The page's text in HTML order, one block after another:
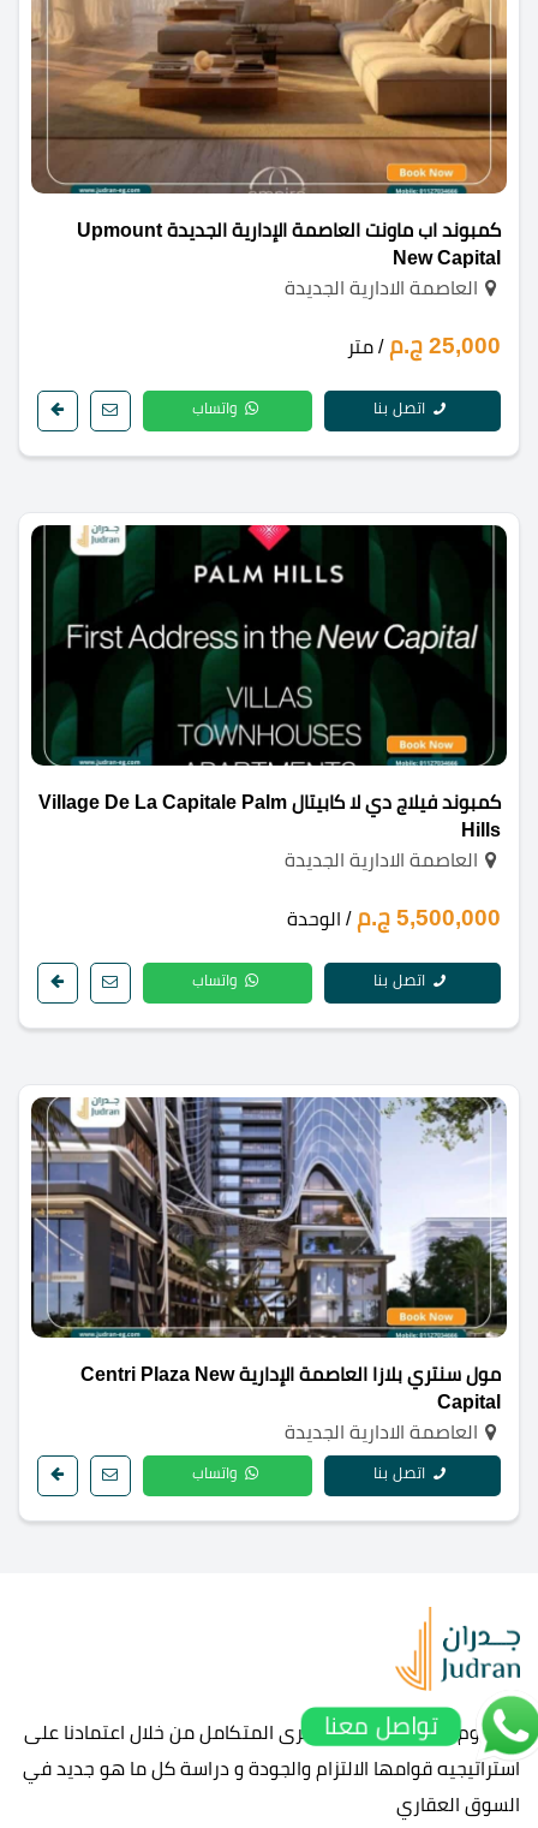
كمبوند اب ماونت العاصمة الإدارية الجديدة Upmount
New Capital
العاصمة الادارية الجديدة
25,000 ج.م / متر
اتصل بنا واتساب
كمبوند فيلاج دي لا كابيتال Village De La Capitale Palm
Hills
العاصمة الادارية الجديدة
5,500,000 ج.م / الوحدة
اتصل بنا واتساب
مول سنتري بلازا العاصمة الإدارية Centri Plaza New
Capital
العاصمة الادارية الجديدة
اتصل بنا واتساب
مفهوم جديد للإسكان العصرى المتكامل من خلال اعتمادنا على
استراتيجيه قوامها الالتزام والجودة و دراسة كل ما هو جديد في
السوق العقاري
تواصل معنا